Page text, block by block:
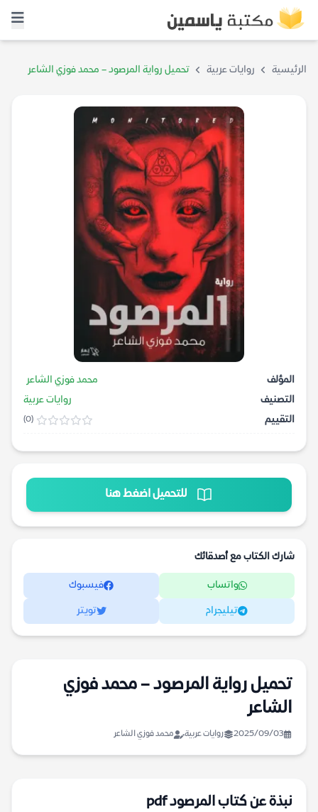
الرئيسية روايات عربية تحميل رواية المرصود – محمد فوزي الشاعر
المؤلف
محمد فوزي الشاعر
التصنيف
روايات عربية
التقييم
(0)
للتحميل اضغط هنا
شارك الكتاب مع أصدقائك
واتساب فيسبوك
تيليجرام تويتر
تحميل رواية المرصود – محمد فوزي
الشاعر
2025/09/03 روايات عربية محمد فوزي الشاعر
نبذة عن كتاب المرصود pdf